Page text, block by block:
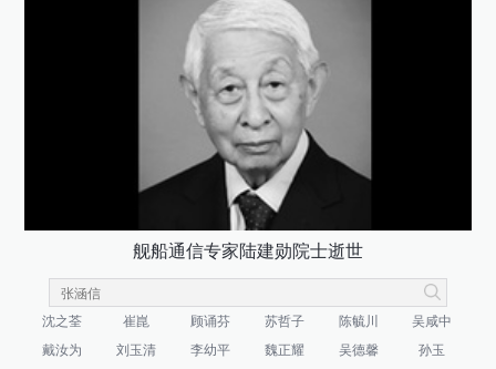
舰船通信专家陆建勋院士逝世
沈之荃 崔崑 顾诵芬 苏哲子 陈毓川
吴咸中
戴汝为
刘玉清 李幼平 魏正耀 吴德馨 孙玉